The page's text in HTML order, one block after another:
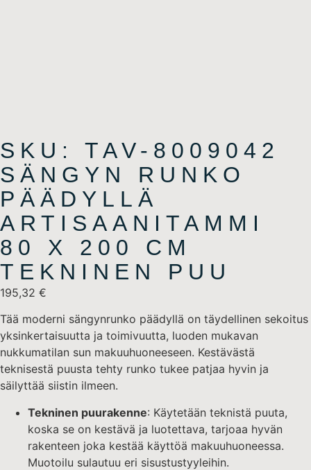
SKU: TAV-8009042
SÄNGYN RUNKO
PÄÄDYLLÄ
ARTISAANITAMMI
80 X 200 CM
TEKNINEN PUU
195,32 €
Tää moderni sängynrunko päädyllä on täydellinen sekoitus
yksinkertaisuutta ja toimivuutta, luoden mukavan
nukkumatilan sun makuuhuoneeseen. Kestävästä
teknisestä puusta tehty runko tukee patjaa hyvin ja
säilyttää siistin ilmeen.
Tekninen puurakenne: Käytetään teknistä puuta,
koska se on kestävä ja luotettava, tarjoaa hyvän
rakenteen joka kestää käyttöä makuuhuoneessa.
Muotoilu sulautuu eri sisustustyyleihin.